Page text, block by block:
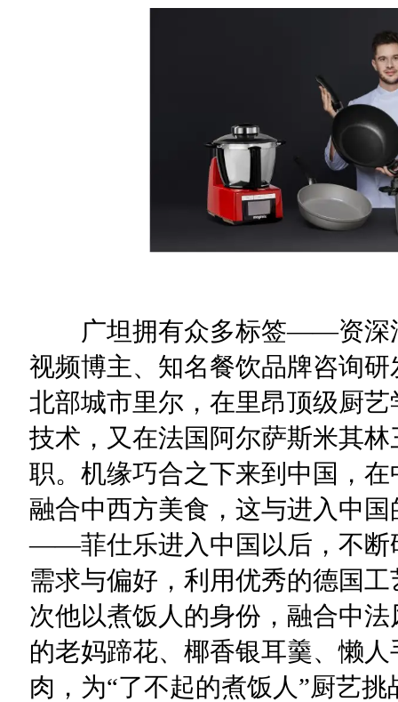
广坦拥有众多标签——资深法
视频博主、知名餐饮品牌咨询
北部城市里尔，在里昂顶级厨
技术，又在法国阿尔萨斯米其林
职。机缘巧合之下来到中国，
融合中西方美食，这与进入中
——菲仕乐进入中国以后，不断
需求与偏好，利用优秀的德国
次他以煮饭人的身份，融合中
的老妈蹄花、椰香银耳羹、懒
肉，为“了不起的煮饭人”厨艺